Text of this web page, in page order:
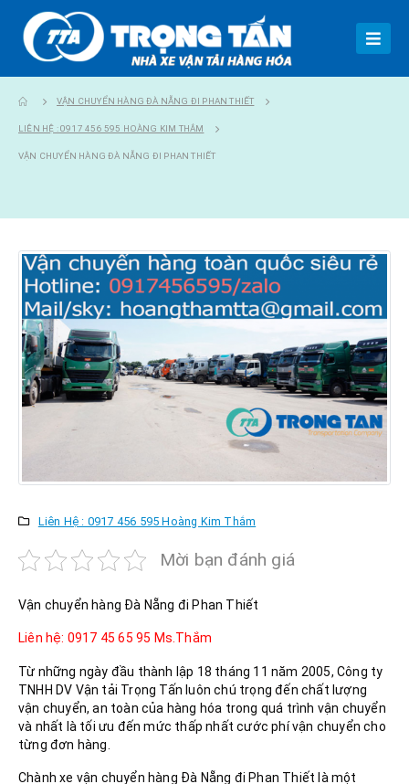
VẬN CHUYỂN HÀNG ĐÀ NẴNG ĐI PHAN THIẾT
LIÊN HỆ : 0917 456 595 HOÀNG KIM THẮM
VẬN CHUYỂN HÀNG ĐÀ NẴNG ĐI PHAN THIẾT
Liên Hệ : 0917 456 595 Hoàng Kim Thắm
Mời bạn đánh giá
Vận chuyển hàng Đà Nẵng đi Phan Thiết
Liên hệ: 0917 45 65 95 Ms.Thắm
Từ những ngày đầu thành lập 18 tháng 11 năm 2005, Công ty
TNHH DV Vận tải Trọng Tấn luôn chú trọng đến chất lượng
vận chuyển, an toàn của hàng hóa trong quá trình vận chuyển
và nhất là tối ưu đến mức thấp nhất cước phí vận chuyển cho
từng đơn hàng.
Chành xe vận chuyển hàng Đà Nẵng đi Phan Thiết là một